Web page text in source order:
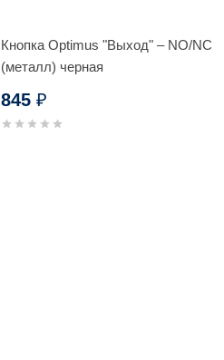
Кнопка Optimus "Выход" – NO/NC
(металл) черная
845 ₽